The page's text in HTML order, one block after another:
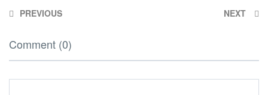
PREVIOUS NEXT
Comment (0)